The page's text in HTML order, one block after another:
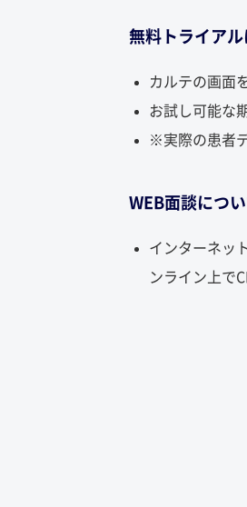
無料トライアル
カルテの画面
お試し可能な
※実際の患者
WEB面談につ
インターネッ
ンライン上で